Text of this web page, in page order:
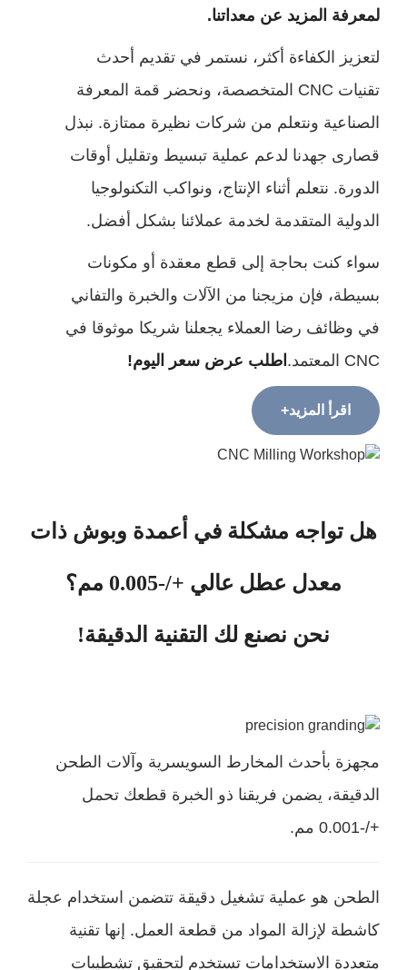
المزيد عن معداتنا.
الكفاءة أكثر، نستمر في تقديم أحدث
تقنيات CNC المتخصصة، ونحضر قمة المعرفة
ونتعلم من شركات نظيرة ممتازة. نبذل
جهدنا لدعم عملية تبسيط وتقليل أوقات
نتعلم أثناء الإنتاج، ونواكب التكنولوجيا
المتقدمة لخدمة عملائنا بشكل أفضل.
كنت بحاجة إلى قطع معقدة أو مكونات
فإن مزيجنا من الآلات والخبرة والتفاني
وظائف رضا العملاء يجعلنا شريكا موثوقا في
اطلب عرض سعر اليوم!
اقرأ المزيد+
تواجه مشكلة في أعمدة وبوش ذات
معدل عطل عالي +/-0.005 مم؟
نحن نصنع لك التقنية الدقيقة!
بأحدث المخارط السويسرية وآلات الطحن
يضمن فريقنا ذو الخبرة قطعك تحمل
هو عملية تشغيل دقيقة تتضمن استخدام عجلة
لإزالة المواد من قطعة العمل. إنها تقنية
الاستخدامات تستخدم لتحقيق تشطيبات